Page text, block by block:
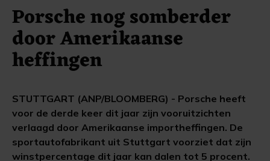
Porsche nog somberder
door Amerikaanse
heffingen
STUTTGART (ANP/BLOOMBERG) - Porsche heeft
voor de derde keer dit jaar zijn vooruitzichten
verlaagd door Amerikaanse importheffingen. De
sportautofabrikant uit Stuttgart voorziet dat zijn
winstpercentage dit jaar kan dalen tot 5 procent.